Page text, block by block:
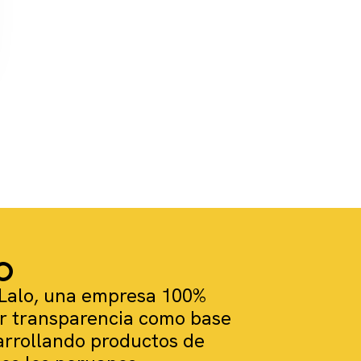
una empresa 100%
transparencia como base
productos de